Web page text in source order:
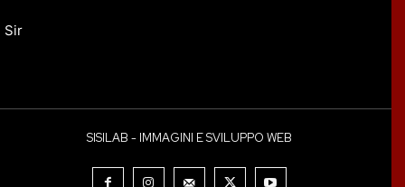
Sir
SISILAB - IMMAGINI E SVILUPPO WEB